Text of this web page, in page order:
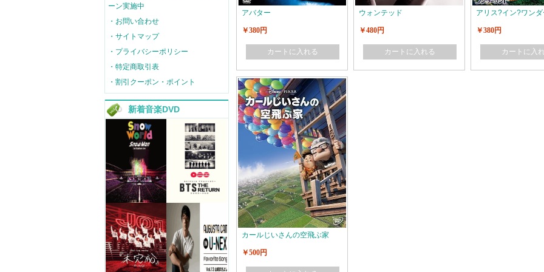
ーン実施中
・お問い合わせ
・サイトマップ
・プライバシーポリシー
・特定商取引表
・割引クーポン・ポイント
新着音楽DVD
アバター
￥380円
カートに入れる
ウォンテッド
￥480円
カートに入れる
アリス?イン?ワン
￥380円
カートに入
カールじいさんの空飛ぶ家
￥500円